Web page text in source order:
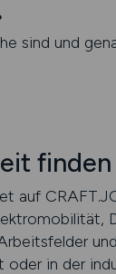
sind und
finden
auf
in der